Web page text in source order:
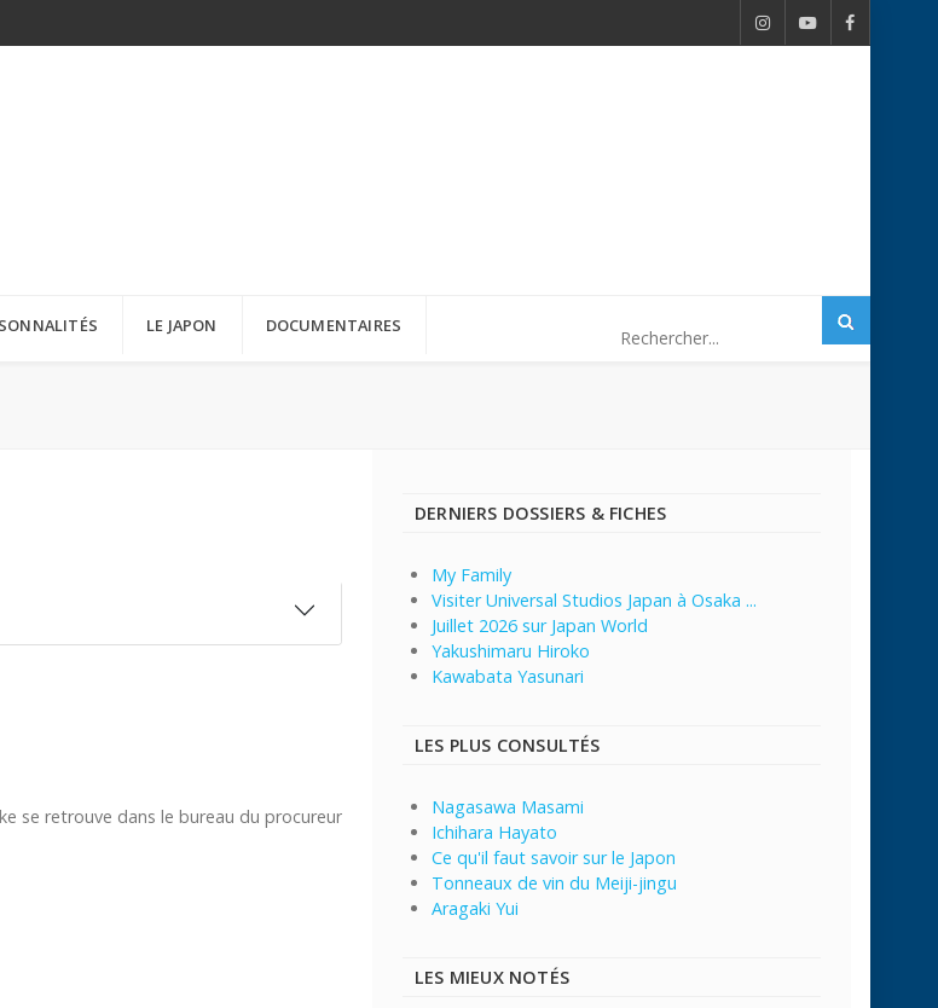
LE JAPON DOCUMENTAIRES
se retrouve dans le bureau du procureur
DERNIERS DOSSIERS & FICHES
My Family
Visiter Universal Studios Japan à Osaka ...
Juillet 2026 sur Japan World
Yakushimaru Hiroko
Kawabata Yasunari
LES PLUS CONSULTÉS
Nagasawa Masami
Ichihara Hayato
Ce qu'il faut savoir sur le Japon
Tonneaux de vin du Meiji-jingu
Aragaki Yui
LES MIEUX NOTÉS